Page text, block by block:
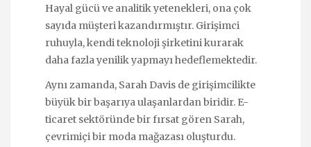
Hayal gücü ve analitik yetenekleri, ona çok
sayıda müşteri kazandırmıştır. Girişimci
ruhuyla, kendi teknoloji şirketini kurarak
daha fazla yenilik yapmayı hedeflemektedir.
Aynı zamanda, Sarah Davis de girişimcilikte
büyük bir başarıya ulaşanlardan biridir. E-
ticaret sektöründe bir fırsat gören Sarah,
çevrimiçi bir moda mağazası oluşturdu.